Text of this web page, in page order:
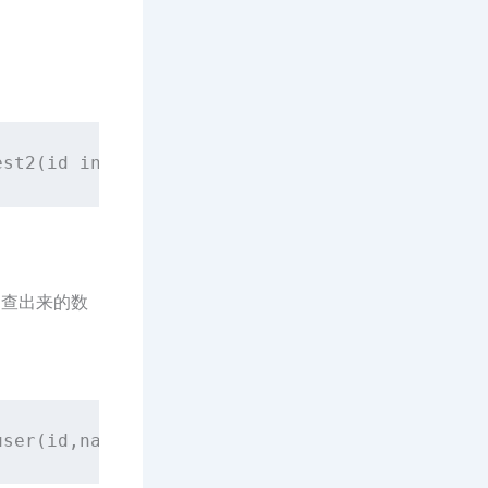
int
出来的数
id , name